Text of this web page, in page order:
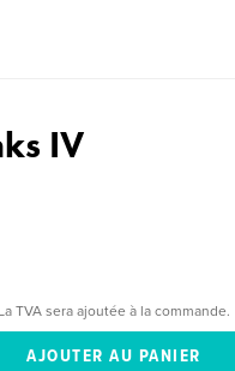
IV
TVA sera ajoutée à la commande.